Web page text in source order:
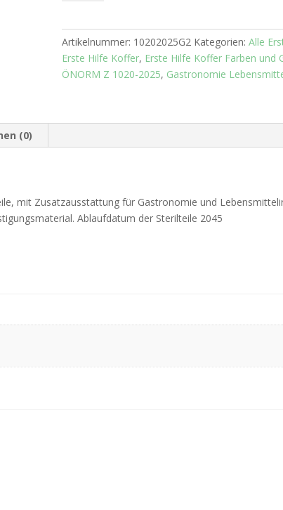
ÖNORM
Z1020-
2045
Artikelnummer: 10202025G2 Kategorien: Alle
Erste Hilfe Koffer, Erste Hilfe Koffer Farben und
ÖNORM Z 1020-2025, Gastronomie
(0)
mit Zusatzausstattung für Gastronomie und
Ablaufdatum der Sterilteile 2045